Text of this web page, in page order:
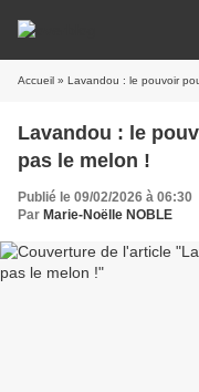
Accueil » Lavandou : le pouvoir
Lavandou : le
pas le melon !
Publié le 09/02/2026 à 06:30
Par Marie-Noëlle NOBLE